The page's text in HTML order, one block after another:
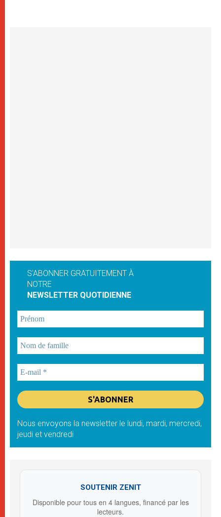
S'ABONNER GRATUITEMENT À
NOTRE
NEWSLETTER QUOTIDIENNE
Nous envoyons la newsletter le lundi, mardi, mercredi,
jeudi et vendredi
SOUTENIR ZENIT
Disponible pour tous en 4 langues, financé par les
lecteurs.